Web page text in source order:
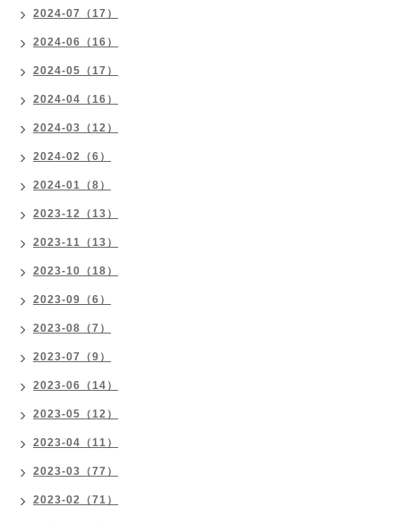
2024-07（17）
2024-06（16）
2024-05（17）
2024-04（16）
2024-03（12）
2024-02（6）
2024-01（8）
2023-12（13）
2023-11（13）
2023-10（18）
2023-09（6）
2023-08（7）
2023-07（9）
2023-06（14）
2023-05（12）
2023-04（11）
2023-03（77）
2023-02（71）